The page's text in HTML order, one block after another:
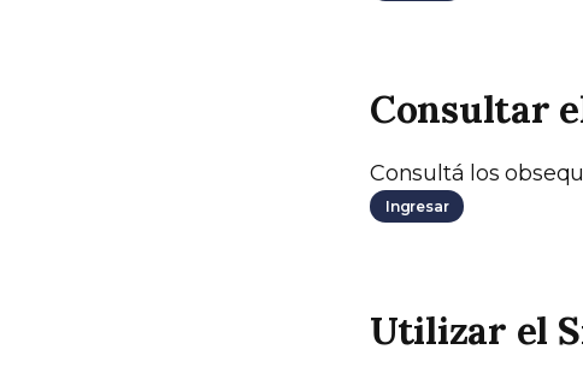
Consultar
Consultá los
Ingresar
Utilizar el